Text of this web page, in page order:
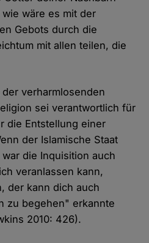
wäre es mit der
Gebots durch die
mit allen teilen, die
verharmlosenden
sei verantwortlich für
die Entstellung einer
der Islamische Staat
die Inquisition auch
veranlassen kann,
der kann dich auch
zu begehen" erkannte
2010: 426).